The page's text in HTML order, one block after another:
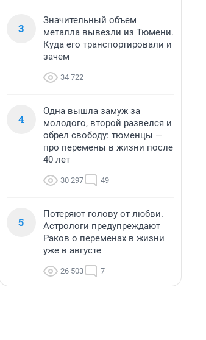
3
Значительный объем
металла вывезли из Тюмени.
Куда его транспортировали и
зачем
34 722
4
Одна вышла замуж за
молодого, второй развелся и
обрел свободу: тюменцы —
про перемены в жизни после
40 лет
30 297 49
5
Потеряют голову от любви.
Астрологи предупреждают
Раков о переменах в жизни
уже в августе
26 503 7